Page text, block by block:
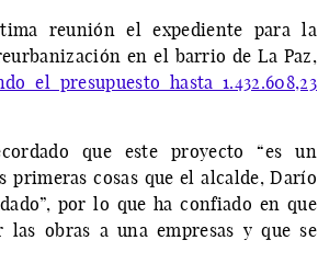
reunión el expediente para la
en el barrio de La Paz,
el presupuesto hasta 1.432.608,23
que este proyecto “es un
primeras cosas que el alcalde, Darío
por lo que ha confiado en que
las obras a una empresas y que se